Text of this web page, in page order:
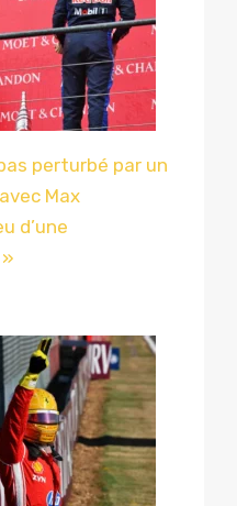
perturbé par un
Max
d’une